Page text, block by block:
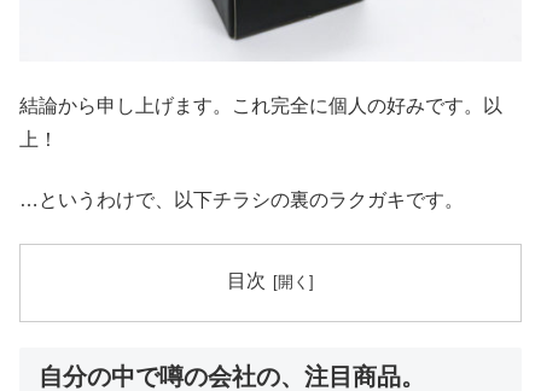
結論から申し上げます。これ完全に個人の好みです。以
上！
…というわけで、以下チラシの裏のラクガキです。
目次
自分の中で噂の会社の、注目商品。